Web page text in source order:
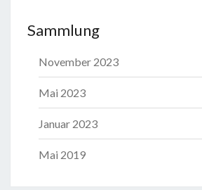
Sammlung
November 2023
Mai 2023
Januar 2023
Mai 2019